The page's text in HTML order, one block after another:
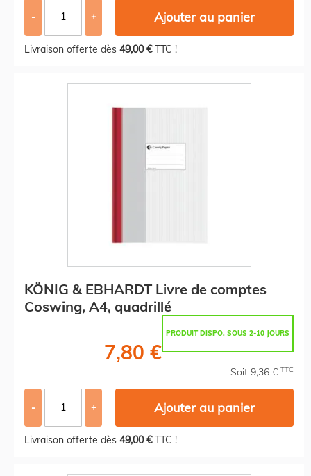
- + Ajouter au panier
Livraison offerte dès 49,00 €TTC !
KÖNIG & EBHARDT Livre de comptes
Coswing, A4, quadrillé
PRODUIT DISPO. SOUS 2-10 JOURS
7,80 €
Soit 9,36 € TTC
- + Ajouter au panier
Livraison offerte dès 49,00 €TTC !